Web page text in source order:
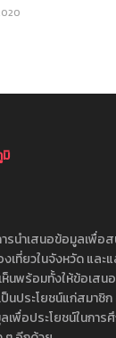
มิ
ารนำเสนอข้อมูลเพื่อ
เที่ยวในจังหวัด และ
นพร้อมทั้งให้ข้อเสน
ป็นประโยชน์แก่สมาชิ
พื่อประโยชน์ในการ